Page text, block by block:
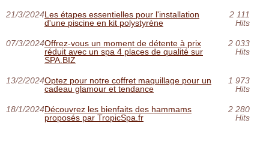
21/3/2024Les étapes essentielles pour l'installation
d'une piscine en kit polystyrène
2 111
Hits
07/3/2024Offrez-vous un moment de détente à prix
réduit avec un spa 4 places de qualité sur
SPA.BIZ
2 033
Hits
13/2/2024Optez pour notre coffret maquillage pour un
cadeau glamour et tendance
1 973
Hits
18/1/2024Découvrez les bienfaits des hammams
proposés par TropicSpa.fr
2 280
Hits